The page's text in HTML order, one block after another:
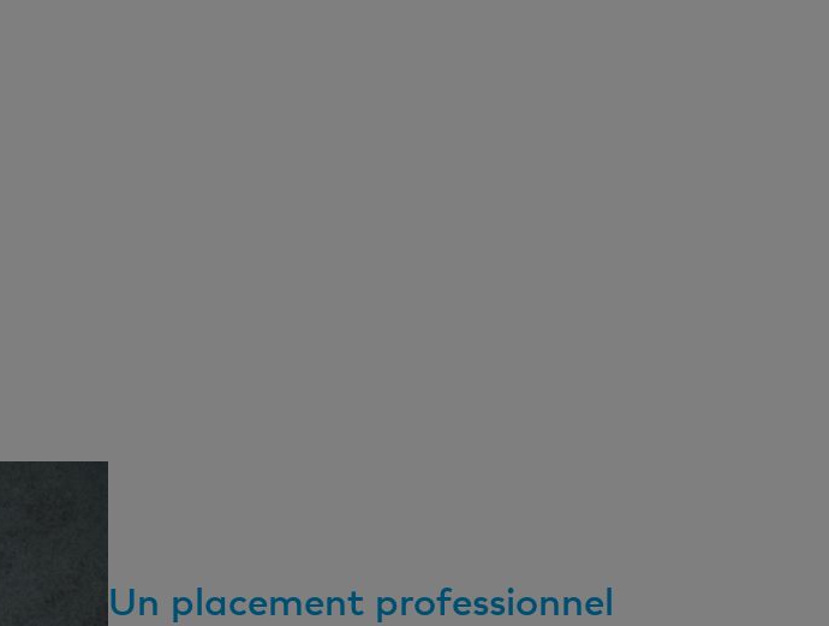
Un placement professionnel